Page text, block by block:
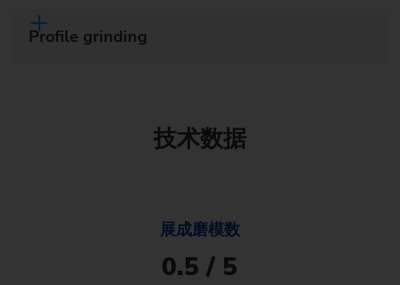
Profile grinding
技术数据
展成磨模数
0.5 / 5